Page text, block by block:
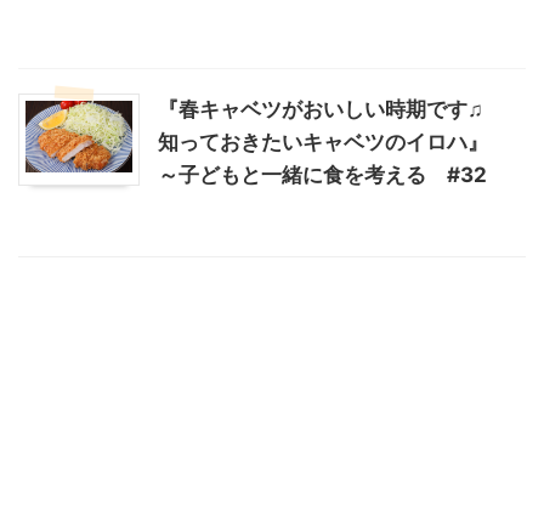
『春キャベツがおいしい時期です♫
知っておきたいキャベツのイロハ』
～子どもと一緒に食を考える #32